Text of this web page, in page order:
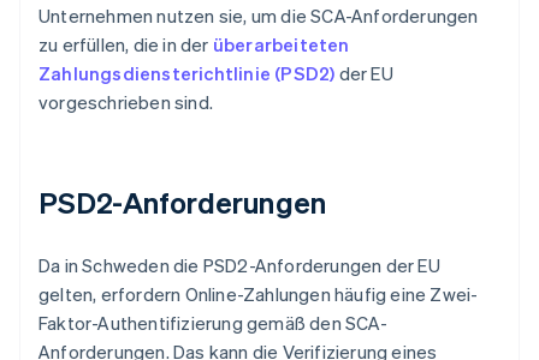
Unternehmen nutzen sie, um die SCA-Anforderungen
zu erfüllen, die in der überarbeiteten
Zahlungsdiensterichtlinie (PSD2) der EU
vorgeschrieben sind.
PSD2-Anforderungen
Da in Schweden die PSD2-Anforderungen der EU
gelten, erfordern Online-Zahlungen häufig eine Zwei-
Faktor-Authentifizierung gemäß den SCA-
Anforderungen. Das kann die Verifizierung eines